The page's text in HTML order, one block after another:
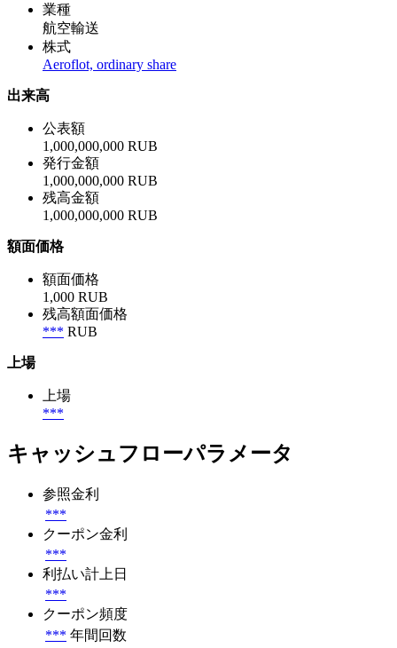
業種
航空輸送
株式
Aeroflot, ordinary share
出来高
公表額
1,000,000,000 RUB
発行金額
1,000,000,000 RUB
残高金額
1,000,000,000 RUB
額面価格
額面価格
1,000 RUB
残高額面価格
*** RUB
上場
上場
***
キャッシュフローパラメータ
参照金利
***
クーポン金利
***
利払い計上日
***
クーポン頻度
*** 年間回数